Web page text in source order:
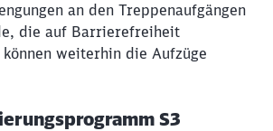
an den Treppenaufgängen
die auf Barrierefreiheit
weiterhin die Aufzüge
S3